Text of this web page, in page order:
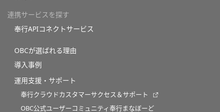
連携サービスを探す
奉行APIコネクトサービス
OBCが選ばれる理由
導入事例
運用支援・サポート
奉行クラウドカスタマーサクセス＆サポート
OBC公式ユーザーコミュニティ奉行まなぼーど